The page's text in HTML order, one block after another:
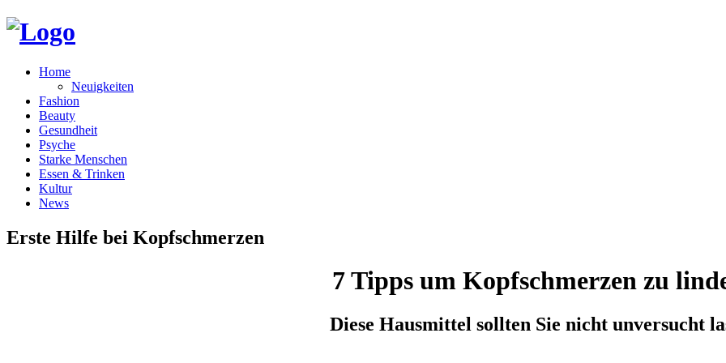
Home
Neuigkeiten
Fashion
Beauty
Gesundheit
Psyche
Starke Menschen
Essen & Trinken
Kultur
News
Erste Hilfe bei Kopfschmerzen
7 Tipps um Kopfschmerzen zu
Diese Hausmittel sollten Sie nicht unversucht